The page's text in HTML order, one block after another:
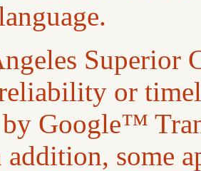
Superior
or
Google™
addition, some